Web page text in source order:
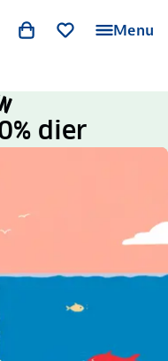
Menu
dier